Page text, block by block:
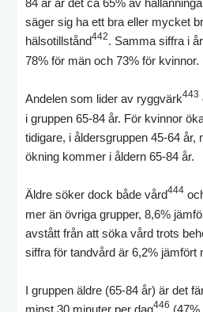
84 år är det ca 65% av
säger sig ha ett bra eller mycket
hälsotillstånd442. Samma siffra i
78% för män och 73% för kvinnor.
Andelen som lider av ryggvärk443
i gruppen 65-84 år. För kvinnor
tidigare, i åldersgruppen 45-64 år,
ökning kommer i åldern 65-84 år.
Äldre söker dock både vård444
mer än övriga grupper, 8,6%
avstått från att söka vård trots
siffra för tandvård är 6,2% jämfört
I gruppen äldre (65-84 år) är det
minst 30 minuter per dag446